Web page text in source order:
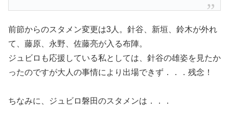
前節からのスタメン変更は3人。針谷、新垣、鈴木が外れ
て、藤原、永野、佐藤亮が入る布陣。
ジュビロも応援している私としては、針谷の雄姿を見たか
ったのですが大人の事情により出場できず．．．残念！
ちなみに、ジュビロ磐田のスタメンは．．．